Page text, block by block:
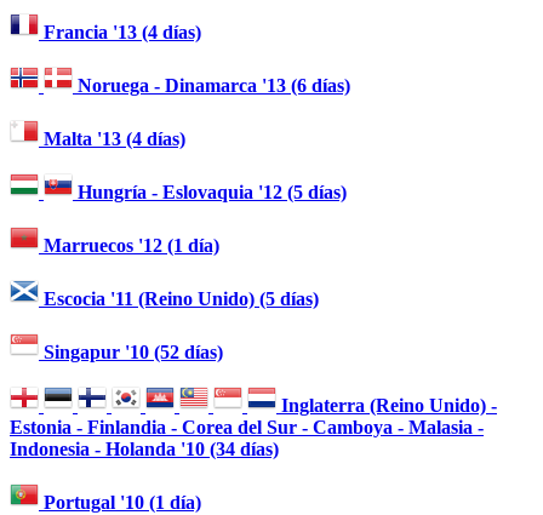
Francia '13 (4 días)
Noruega - Dinamarca '13 (6 días)
Malta '13 (4 días)
Hungría - Eslovaquia '12 (5 días)
Marruecos '12 (1 día)
Escocia '11 (Reino Unido) (5 días)
Singapur '10 (52 días)
Inglaterra (Reino Unido) -
Estonia - Finlandia - Corea del Sur - Camboya - Malasia -
Indonesia - Holanda '10 (34 días)
Portugal '10 (1 día)